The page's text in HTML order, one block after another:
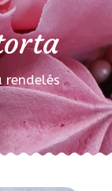
rendelés